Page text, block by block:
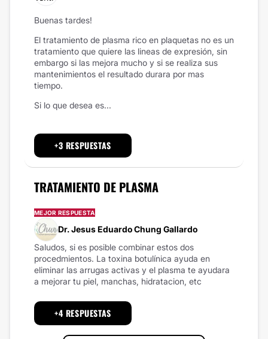
Buenas tardes!
El tratamiento de plasma rico en plaquetas no es un
tratamiento que quiere las lineas de expresión, sin
embargo si las mejora mucho y si se realiza sus
mantenimientos el resultado durara por mas
tiempo.
Si lo que desea es...
+3 RESPUESTAS
TRATAMIENTO DE PLASMA
MEJOR RESPUESTA
Dr. Jesus Eduardo Chung Gallardo
Saludos, si es posible combinar estos dos
procedmientos. La toxina botulínica ayuda en
eliminar las arrugas activas y el plasma te ayudara
a mejorar tu piel, manchas, hidratacion, etc
+4 RESPUESTAS